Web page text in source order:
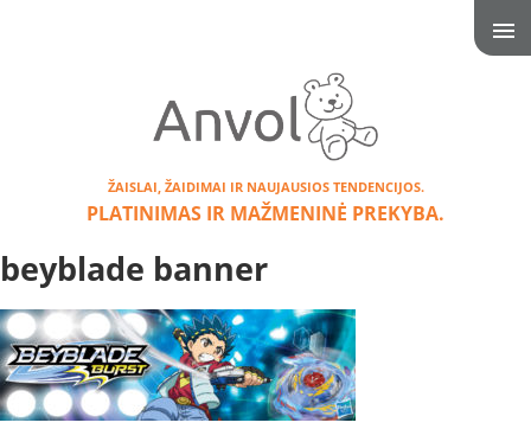
ŽAISLAI, ŽAIDIMAI IR NAUJAUSIOS TENDENCIJOS.
PLATINIMAS IR MAŽMENINĖ PREKYBA.
beyblade banner